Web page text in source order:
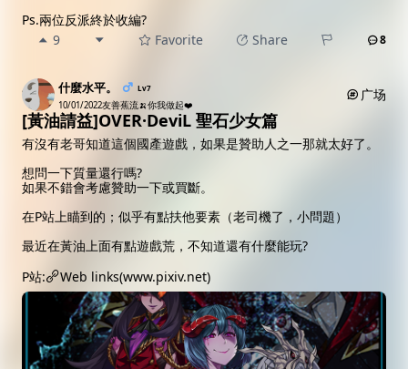
Ps.兩位反派終於收編?
9
Favorite Share 8
什麼水平。 Lv7
10/01/2022友善蕉流🍌你我做起❤️
广场
[黃油請益]OVER·DeviL 聖石少女篇
有沒有老哥知道這個國產遊戲，如果是贊助人之一那就太好了。
想問一下質量還行嗎?
如果不錯會考慮贊助一下或買斷。
在P站上瞄到的；似乎有點扶他要素（老司機了，小問題）
最近在黃油上面有點遊戲荒，不知道還有什麼能玩?
P站:
Web links(www.pixiv.net)